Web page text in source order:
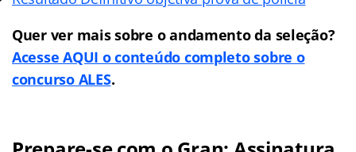
Quer ver mais sobre o andamento da seleção?
Acesse AQUI o conteúdo completo sobre o
concurso ALES.